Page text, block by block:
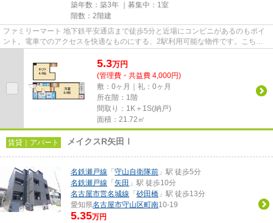
築年数：築3年 ｜募集中： 1室
階数：2階建
ファミリーマート 地下鉄平安通店まで徒歩5分と近場にコンビニがあるのもポイ
ント。電車でのアクセスを快適なものにする、2駅利用可能な物件です。こちら
5.3万円
(管理費・共益費 4,000円)
敷：0ヶ月｜礼：0ヶ月
所在階：1階
間取り：1K＋1S(納戸)
面積：21.72㎡
賃貸｜アパート メイクスR矢田Ⅰ
名鉄瀬戸線 「 守山自衛隊前 」駅 徒歩5分
名鉄瀬戸線 「 矢田 」駅 徒歩10分
名古屋市営名城線 「 砂田橋 」駅 徒歩13分
愛知県名古屋市守山区町南10-19
5.35万円